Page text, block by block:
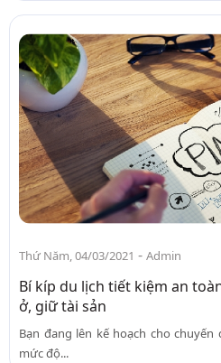
Thứ Năm, 04/03/2021 - Admin
Bí kíp du lịch tiết kiệm an
ở, giữ tài sản
Bạn đang lên kế hoạch cho
mức độ...